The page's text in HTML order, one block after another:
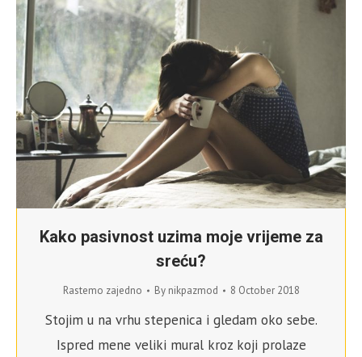
Kako pasivnost uzima moje vrijeme za
sreću?
Rastemo zajedno By nikpazmod 8 October 2018
Stojim u na vrhu stepenica i gledam oko sebe.
Ispred mene veliki mural kroz koji prolaze